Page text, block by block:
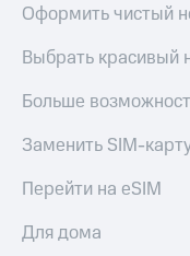
Оформить чистый
Выбрать красивый
Больше
Заменить SIM-
Перейти на eSIM
Для дома